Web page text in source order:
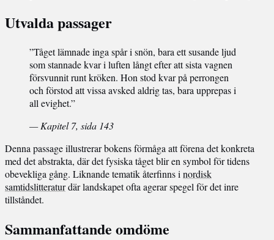
Utvalda passager
”Tåget lämnade inga spår i snön, bara ett susande ljud
som stannade kvar i luften långt efter att sista vagnen
försvunnit runt kröken. Hon stod kvar på perrongen
och förstod att vissa avsked aldrig tas, bara upprepas i
all evighet.”
— Kapitel 7, sida 143
Denna passage illustrerar bokens förmåga att förena det konkreta
med det abstrakta, där det fysiska tåget blir en symbol för tidens
obevekliga gång. Liknande tematik återfinns i nordisk
samtidslitteraturdär landskapet ofta agerar spegel för det inre
tillståndet.
Sammanfattande omdöme